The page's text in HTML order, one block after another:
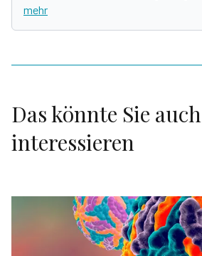
mehr
Das könnte Sie auch
interessieren